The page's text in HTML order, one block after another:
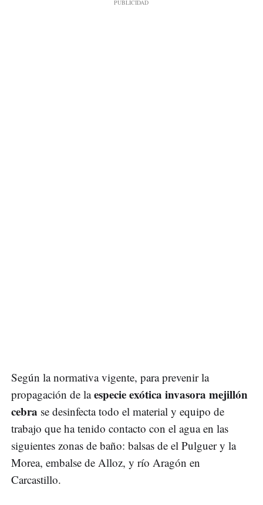
Según la normativa vigente, para prevenir la
propagación de laespecie exótica invasora mejillón
cebra se desinfecta todo el material y equipo de
trabajo que ha tenido contacto con el agua en las
siguientes zonas de baño: balsas de el Pulguer y la
Morea, embalse de Alloz, y río Aragón en
Carcastillo.